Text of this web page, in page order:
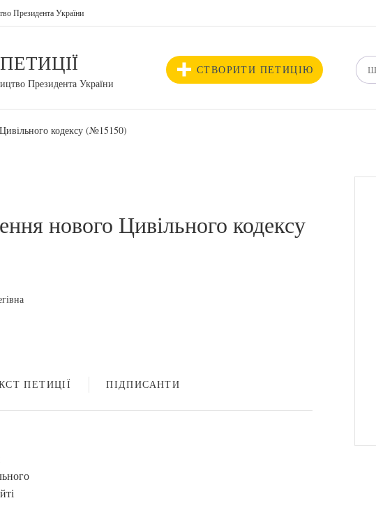
Президента України
Президента України
СТВОРИТИ ПЕТИЦІЮ
кодексу (№15150)
нового Цивільного кодексу
ПЕТИЦІЇ ПІДПИСАНТИ